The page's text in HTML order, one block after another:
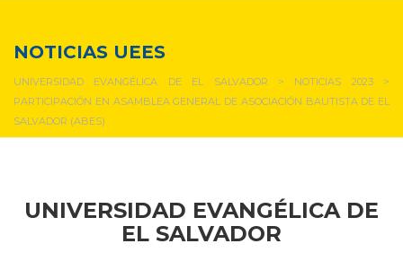
NOTICIAS UEES
UNIVERSIDAD EVANGÉLICA DE EL SALVADOR > NOTICIAS 2023>
PARTICIPACIÓN EN ASAMBLEA GENERAL DE ASOCIACIÓN BAUTISTA DE EL
SALVADOR (ABES)
UNIVERSIDAD EVANGÉLICA DE
EL SALVADOR